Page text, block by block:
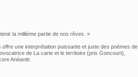
la millième partie de nos rêves. »
une interprétation puissante et juste des poèmes de
de La carte et le territoire (prix Goncourt),
Anéantir.